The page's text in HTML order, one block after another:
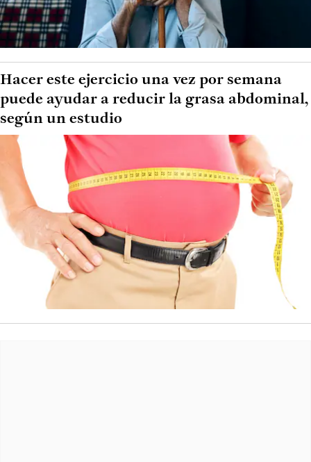
Hacer este ejercicio una vez por semana
puede ayudar a reducir la grasa abdominal,
según un estudio